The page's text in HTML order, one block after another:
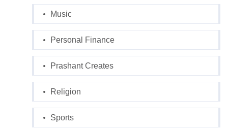
Music
Personal Finance
Prashant Creates
Religion
Sports